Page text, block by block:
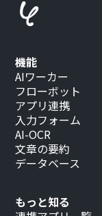
もっと知る
機能
AIワーカー
フローボット
アプリ連携
入力フォーム
AI-OCR
文章の要約
データベース